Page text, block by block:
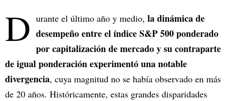
D urante el último año y medio, la dinámica de
desempeño entre el índice S&P 500 ponderado
por capitalización de mercado y su contraparte
de igual ponderación experimentó una notable
divergencia, cuya magnitud no se había observado en más
de 20 años. Históricamente, estas grandes disparidades